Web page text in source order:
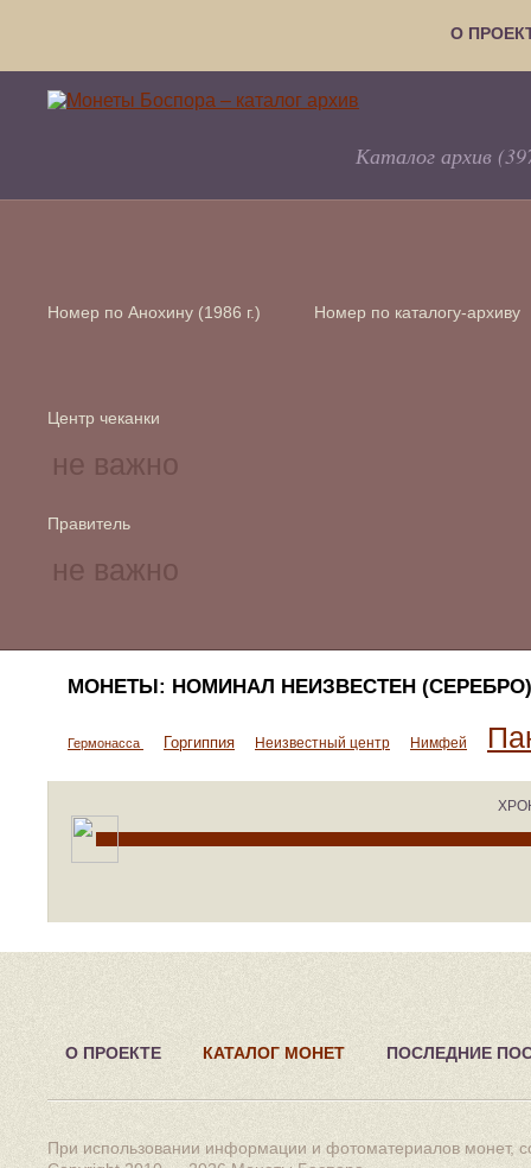
О
Каталог архив
Номер по Анохину (1986 г.) Номер по каталогу-архиву
Центр чеканки
Правитель
МОНЕТЫ: НОМИНАЛ НЕИЗВЕСТЕН (СЕРЕБРО)
Гермонасса Горгиппия Неизвестный центр Нимфей
О ПРОЕКТЕ КАТАЛОГ МОНЕТ ПОСЛЕДНИЕ
При использовании информации и фотоматериалов монет,